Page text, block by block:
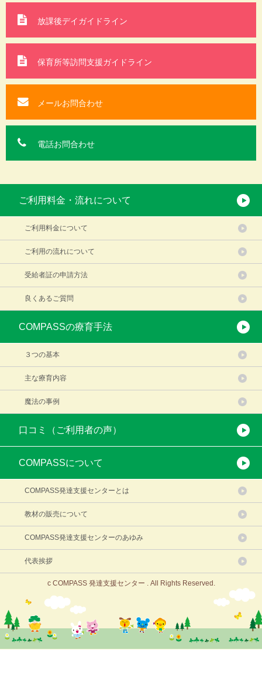
ご利用料金・流れについて
ご利用料金について
ご利用の流れについて
受給者証の申請方法
良くあるご質問
COMPASSの療育手法
３つの基本
主な療育内容
魔法の事例
口コミ（ご利用者の声）
COMPASSについて
COMPASS発達支援センターとは
教材の販売について
COMPASS発達支援センターのあゆみ
代表挨拶
放課後デイガイドライン
保育所等訪問支援ガイドライン
メールお問合わせ
電話お問合わせ
c COMPASS 発達支援センター . All Rights Reserved.